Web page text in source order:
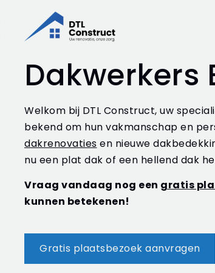
Dakwerkers
Welkom bij DTL Construct, uw
bekend om hun vakmanschap en
dakrenovaties en nieuwe
nu een plat dak of een hellend dak
Vraag vandaag nog een gratis
kunnen betekenen!
Gratis plaatsbezoek aanvragen